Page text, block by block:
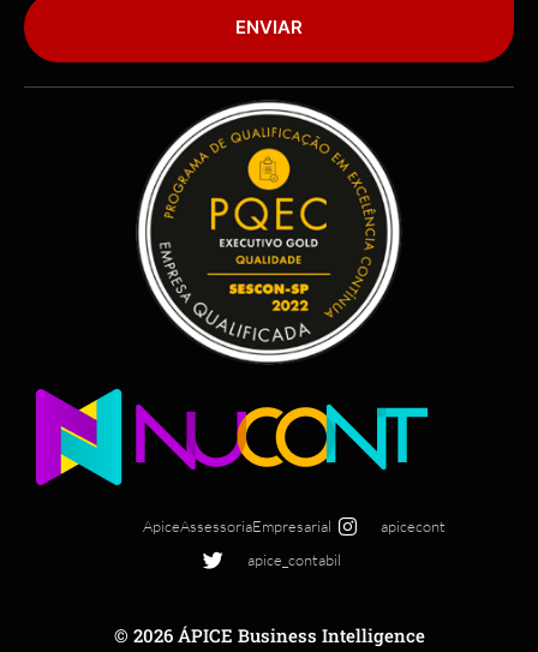
ENVIAR
ApiceAssessoriaEmpresarial
apicecont
apice_contabil
© 2026 ÁPICE Business Intelligence